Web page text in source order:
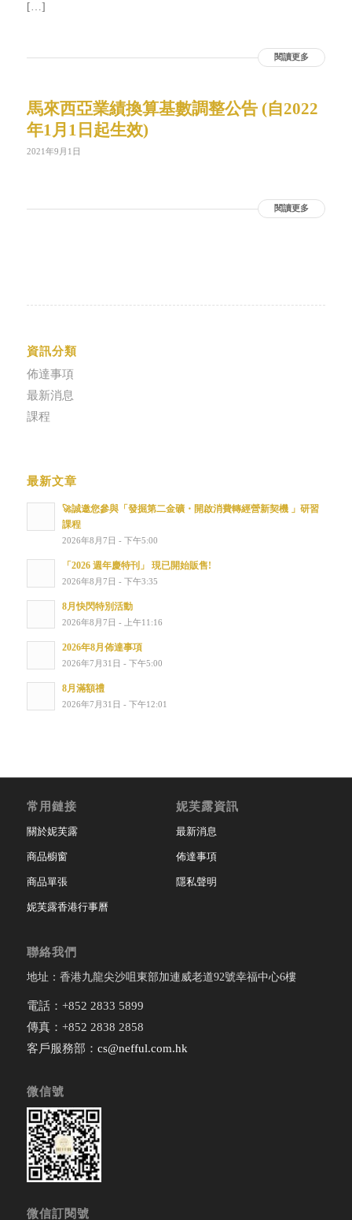
[…]
閱讀更多
馬來西亞業績換算基數調整公告 (自2022
年1月1日起生效)
2021年9月1日
閱讀更多
資訊分類
佈達事項
最新消息
課程
最新文章
🚀誠邀您參與「發掘第二金礦・開啟消費轉經營新契機 」研習
課程
2026年8月7日 - 下午5:00
「2026 週年慶特刊」 現已開始販售!
2026年8月7日 - 下午3:35
8月快閃特別活動
2026年8月7日 - 上午11:16
2026年8月佈達事項
2026年7月31日 - 下午5:00
8月滿額禮
2026年7月31日 - 下午12:01
常用鏈接
關於妮芙露
商品櫥窗
商品單張
妮芙露香港行事曆
妮芙露資訊
最新消息
佈達事項
隱私聲明
聯絡我們
地址：香港九龍尖沙咀東部加連威老道92號幸福中心6樓
電話：+852 2833 5899
傳真：+852 2838 2858
客戶服務部： cs@nefful.com.hk
微信號
微信訂閱號